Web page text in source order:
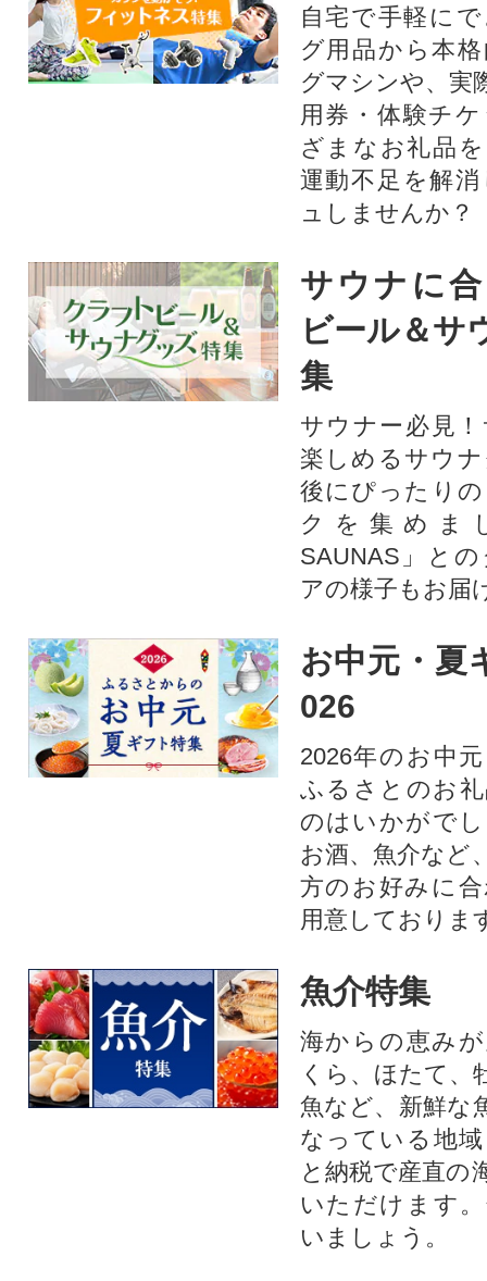
自宅で手軽に
グ用品から本
グマシンや、実
用券・体験チ
ざまなお礼品
運動不足を解
ュしませんか？
サウナに
ビール＆サ
集
サウナー必見
楽しめるサウ
後にぴったり
クを集めま
SAUNAS」と
アの様子もお届
お中元・夏
026
2026年のお中
ふるさとのお
のはいかがで
お酒、魚介など
方のお好みに
用意しておりま
魚介特集
海からの恵み
くら、ほたて、
魚など、新鮮な
なっている地
と納税で産直の
いただけます
いましょう。